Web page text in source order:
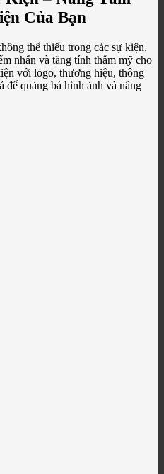
Của Bạn
thể thiếu trong các sự kiện,
nhấn và tăng tính thẩm mỹ cho
với logo, thương hiệu, thông
để quảng bá hình ảnh và nâng